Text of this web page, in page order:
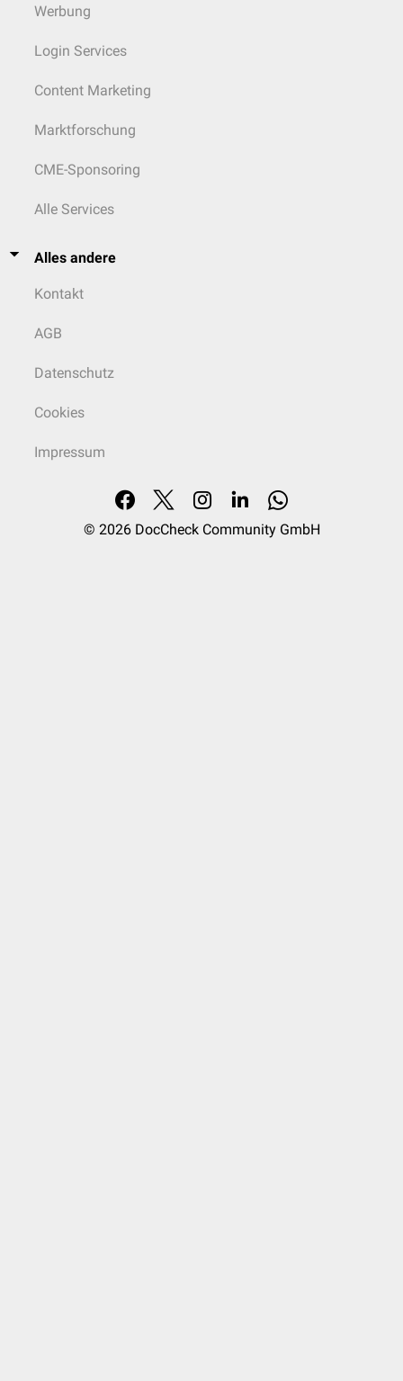
Werbung
Login Services
Content Marketing
Marktforschung
CME-Sponsoring
Alle Services
Alles andere
Kontakt
AGB
Datenschutz
Cookies
Impressum
© 2026 DocCheck Community GmbH